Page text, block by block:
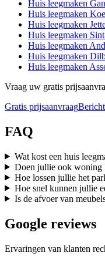
Huis leegmaken
Huis leegmaken
Huis leegmaken
Huis leegmaken
Huis leegmaken
Huis leegmaken
Huis leegmaken
Vraag uw gratis
Gratis prijsaanvraag
FAQ
Wat kost een huis
Doen jullie ook woning
Hoe lossen jullie het
Hoe snel kunnen jullie
Is de afvoer van
Google reviews
Ervaringen van klanten